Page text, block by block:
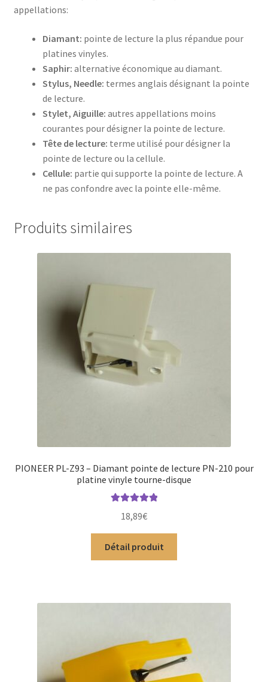
appellations:
Diamant: pointe de lecture la plus répandue pour
platines vinyles.
Saphir: alternative économique au diamant.
Stylus, Needle: termes anglais désignant la pointe
de lecture.
Stylet, Aiguille: autres appellations moins
courantes pour désigner la pointe de lecture.
Tête de lecture: terme utilisé pour désigner la
pointe de lecture ou la cellule.
Cellule: partie qui supporte la pointe de lecture. A
ne pas confondre avec la pointe elle-même.
Produits similaires
PIONEER PL-Z93 – Diamant pointe de lecture PN-210 pour
platine vinyle tourne-disque
5
18,89€
Détail produit